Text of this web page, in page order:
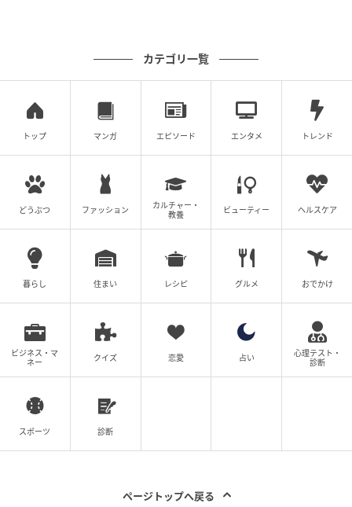
海鮮やお肉はもちろんですが…
八芳 野菜
カテゴリ一覧
トップ マンガ エピソード エンタメ トレンド
どうぶつ ファッション
カルチャー・
教養
ビューティー ヘルスケア
暮らし 住まい レシピ グルメ おでかけ
ビジネス・マ
ネー
クイズ 恋愛 占い
心理テスト・
診断
スポーツ 診断
ページトップへ戻る